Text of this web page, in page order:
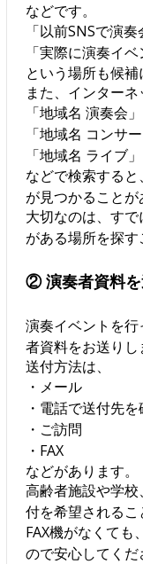
などです。
「以前SNSで演
「実際に演奏イ
という場所も候補
また、インター
「地域名 演奏会」
「地域名 コンサー
「地域名 ライブ」
などで検索する
が見つかることが
大切なのは、す
がある場所を探す
② 演奏者資料
演奏イベントを
者資料をお送りし
送付方法は、
・メール
・電話で送付先
・ご訪問
・FAX
などがあります。
高齢者施設や学校
付を希望されるこ
FAX機がなくても
ので安心してくだ